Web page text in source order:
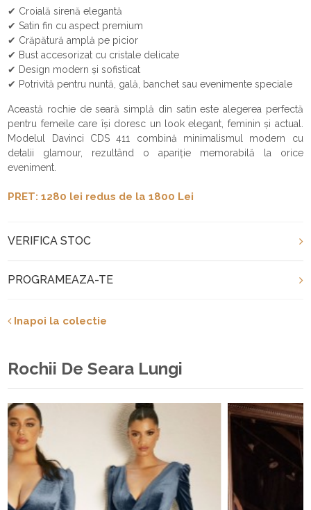
✔ Croială sirenă elegantă
✔ Satin fin cu aspect premium
✔ Crăpătură amplă pe picior
✔ Bust accesorizat cu cristale delicate
✔ Design modern și sofisticat
✔ Potrivită pentru nuntă, gală, banchet sau evenimente speciale
Această rochie de seară simplă din satin este alegerea perfectă
pentru femeile care își doresc un look elegant, feminin și actual.
Modelul Davinci CDS 411 combină minimalismul modern cu
detalii glamour, rezultând o apariție memorabilă la orice
eveniment.
PRET: 1280 lei redus de la 1800 Lei
VERIFICA STOC
PROGRAMEAZA-TE
Inapoi la colectie
Rochii De Seara Lungi